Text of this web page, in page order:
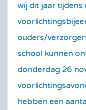
wij dit jaar tijdens
ouders/
school kunnen
donderdag 26
hebben een